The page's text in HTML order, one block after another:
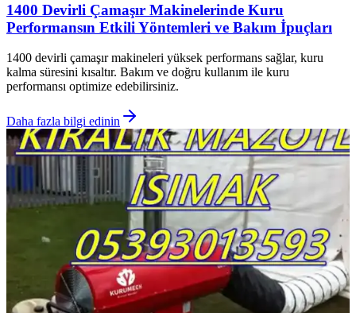
1400 Devirli Çamaşır Makinelerinde Kuru
Performansın Etkili Yöntemleri ve Bakım İpuçları
1400 devirli çamaşır makineleri yüksek performans sağlar, kuru
kalma süresini kısaltır. Bakım ve doğru kullanım ile kuru
performansı optimize edebilirsiniz.
Daha fazla bilgi edinin